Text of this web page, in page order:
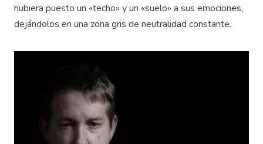
hubiera puesto un «techo» y un «suelo» a sus emociones,
dejándolos en una zona gris de neutralidad constante.